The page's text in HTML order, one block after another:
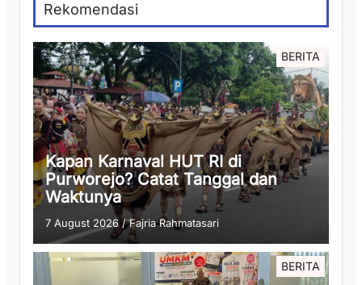
Rekomendasi
BERITA
Kapan Karnaval HUT RI di
Purworejo? Catat Tanggal dan
Waktunya
7 August 2026 /Fajria Rahmatasari
BERITA